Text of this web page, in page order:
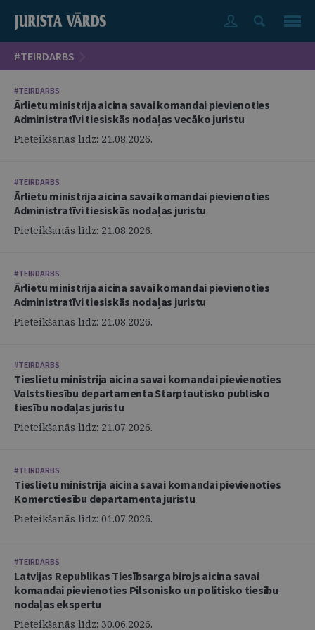
#TEIRDARBS
#TEIRDARBS
Ārlietu ministrija aicina savai komandai pievienoties
Administratīvi tiesiskās nodaļas vecāko juristu
Pieteikšanās līdz: 21.08.2026.
#TEIRDARBS
Ārlietu ministrija aicina savai komandai pievienoties
Administratīvi tiesiskās nodaļas juristu
Pieteikšanās līdz: 21.08.2026.
#TEIRDARBS
Ārlietu ministrija aicina savai komandai pievienoties
Administratīvi tiesiskās nodaļas juristu
Pieteikšanās līdz: 21.08.2026.
#TEIRDARBS
Tieslietu ministrija aicina savai komandai pievienoties
Valststiesību departamenta Starptautisko publisko
tiesību nodaļas juristu
Pieteikšanās līdz: 21.07.2026.
#TEIRDARBS
Tieslietu ministrija aicina savai komandai pievienoties
Komerctiesību departamenta juristu
Pieteikšanās līdz: 01.07.2026.
#TEIRDARBS
Latvijas Republikas Tiesībsarga birojs aicina savai
komandai pievienoties Pilsonisko un politisko tiesību
nodaļas ekspertu
Pieteikšanās līdz: 30.06.2026.